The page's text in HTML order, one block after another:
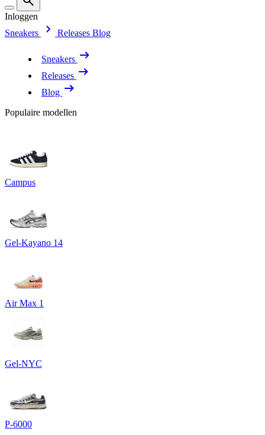
Inloggen
Sneakers
Releases Blog
Sneakers
Releases
Blog
Populaire modellen
Campus
Gel-Kayano 14
Air Max 1
Gel-NYC
P-6000